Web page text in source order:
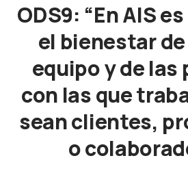
ODS9: “En AIS
el bienestar
equipo y de las
con las que
sean clientes,
o